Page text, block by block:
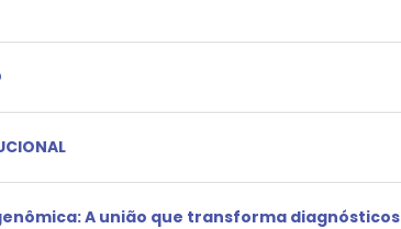
A união que transforma diagnósticos